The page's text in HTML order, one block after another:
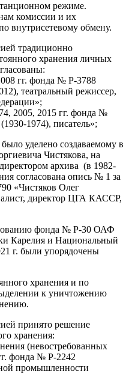
режиме.
комиссии и их
внутрисетевому обмену.
традиционно
хранения личных
гг. фонда № Р-3788
театральный режиссер,
2005, 2015 гг. фонда №
1974), писатель»;
уделено создаваемому в
Чистякова, на
архива (в 1982-
согласована опись № 1 за
«Чистяков Олег
директор ЦГА КАССР,
фонда № Р-30 ОАФ
Карелия и Национальный
г. были упорядочены
хранения и по
к уничтожению
принято решение
хранения:
(невостребованных
фонда № Р-2242
промышленности